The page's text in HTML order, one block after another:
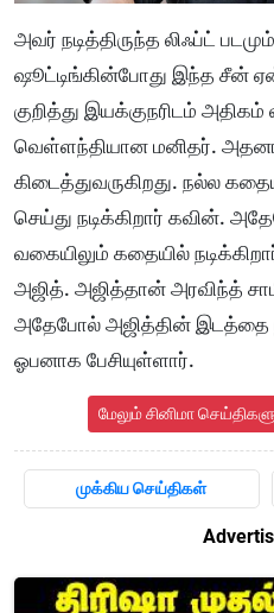
அவர் நடித்திருந்த லிஃப்ட்
ஷூட்டிங்கின்போது இந்த சீன்
குறித்து இயக்குநரிடம் அதிகம்
வெள்ளந்தியான மனிதர்.
கிடைத்துவருகிறது. நல்ல
செய்து நடிக்கிறார் கவின்.
வகையிலும் கதையில்
அஜித். அஜித்தான் அரவிந்த்
அதேபோல் அஜித்தின் இடத்தை
ஓபனாக பேசியுள்ளார்.
மேலும் சினிமா
முக்கிய செய்திகள்